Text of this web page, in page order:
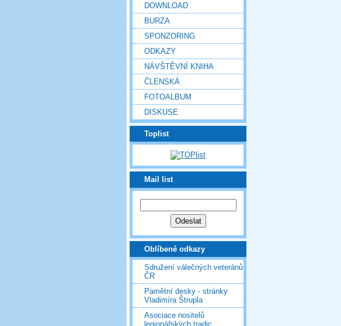
DOWNLOAD
BURZA
SPONZORING
ODKAZY
NÁVŠTĚVNÍ KNIHA
ČLENSKÁ
FOTOALBUM
DISKUSE
Toplist
Mail list
Oblíbené odkazy
Sdružení válečných veteránů
ČR
Pamětní desky - stránky
Vladimíra Štrupla
Asociace nositelů
legionářských tradic